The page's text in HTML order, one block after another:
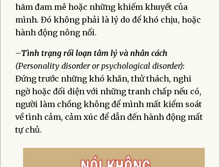
hãm đam mê hoặc những khiếm khuyết của
mình. Đó không phải là lý do để khó chịu, hoặc
hành động nông nổi.
–Tình trạng rối loạn tâm lý và nhân cách
(Personality disorder or psychological disorder):
Đứng trước những khó khăn, thử thách, nghi
ngờ hoặc đối diện với những tranh chấp nếu có,
người làm chồng không để mình mất kiểm soát
về tình cảm, cảm xúc để dẫn đến hành động mất
tự chủ.